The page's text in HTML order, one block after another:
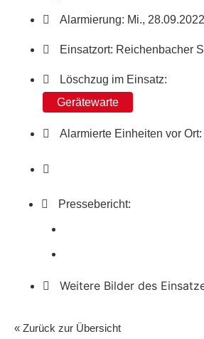
Alarmierung: Mi.,
Einsatzort: Reichenbacher
Löschzug im Einsatz:
Gerätewarte
Alarmierte Einheiten vor Ort:
Pressebericht:
Weitere Bilder des
« Zurück zur Übersicht